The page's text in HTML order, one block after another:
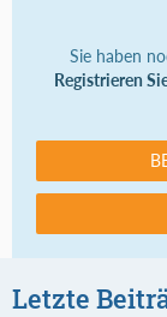
Sie haben
Registrieren
Letzte